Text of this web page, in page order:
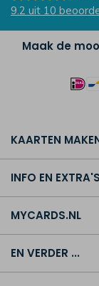
9.2 uit 10
Maak de
KAARTEN
INFO EN EXTRA'S
MYCARDS.NL
EN VERDER ...